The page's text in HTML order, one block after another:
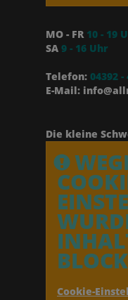
MO - FR 10 - 19
SA 9 - 16 Uhr
Telefon: 04392 -
E-Mail:
Die kleine
Cookie-